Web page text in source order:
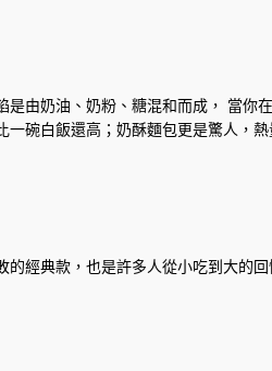
由奶油、奶粉、糖混和而成， 當你
碗白飯還高；奶酥麵包更是驚人，
經典款，也是許多人從小吃到大的回